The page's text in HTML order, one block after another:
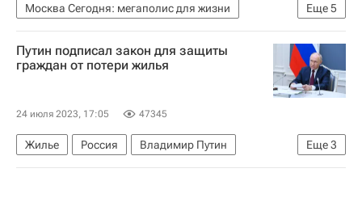
Еще5
Москва Сегодня: мегаполис для жизни
Москва
Мосжилинспекция
Жилье
Городское хозяйство Москвы
Путин подписал закон для защиты
граждан от потери жилья
24 июля 2023, 17:05 47345
Еще3
Жилье Россия
Владимир Путин
Госдума РФ
Сергей Гаврилов